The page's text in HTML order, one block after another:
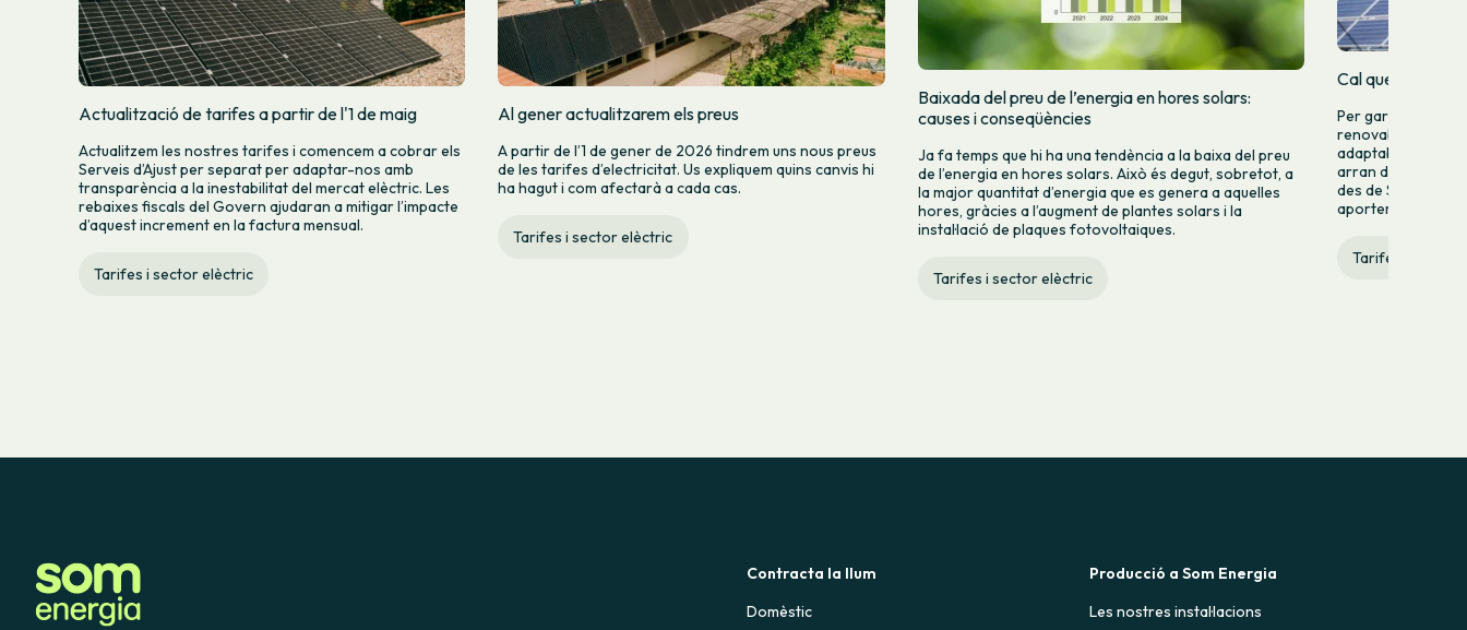
Actualització de tarifes a partir de l'1 de maig
Actualitzem les nostres tarifes i comencem a cobrar els
Serveis d’Ajust per separat per adaptar-nos amb
transparència a la inestabilitat del mercat elèctric. Les
rebaixes fiscals del Govern ajudaran a mitigar l’impacte
d’aquest increment en la factura mensual.
Tarifes i sector elèctric
Al gener actualitzarem els preus
A partir de l’1 de gener de 2026 tindrem uns nous preus
de les tarifes d’electricitat. Us expliquem quins canvis hi
ha hagut i com afectarà a cada cas.
Tarifes i sector elèctric
Baixada del preu de l’energia en hores solars:
causes i conseqüències
Ja fa temps que hi ha una tendència a la baixa del preu
de l’energia en hores solars. Això és degut, sobretot, a
la major quantitat d’energia que es genera a aquelles
hores, gràcies a l’augment de plantes solars i la
instal·lació de plaques fotovoltaiques.
Tarifes i sector elèctric
Cal que el
Per garantir un
renovable, cal
adaptable.Davant
arran de
des de Som
aportem algunes...
Tarifes i sector
Contracta la llum
Domèstic
Producció a Som Energia
Les nostres instal·lacions